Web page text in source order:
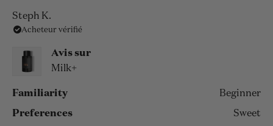
Steph K.
Acheteur vérifié
Avis sur
Milk+
Familiarity Beginner
Preferences Sweet